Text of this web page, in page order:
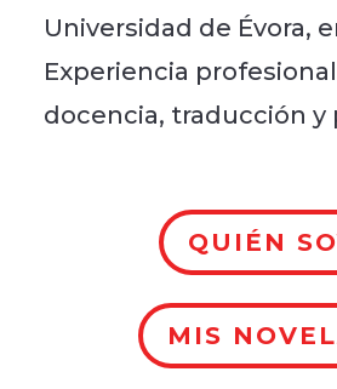
Universidad de Évora,
Experiencia
docencia, traducción y
QUIÉN
MIS